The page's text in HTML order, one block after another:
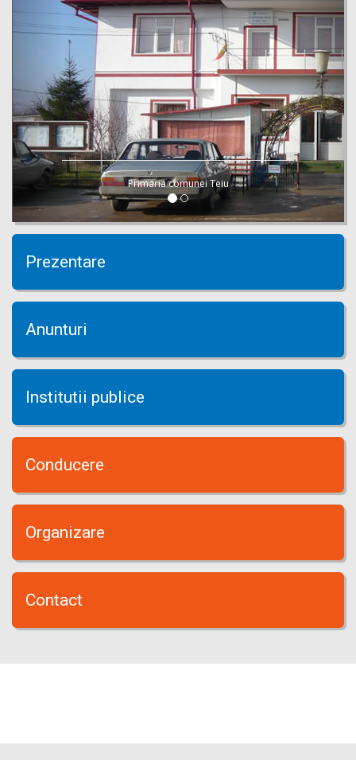
Primaria comunei Teiu
Prezentare
Anunturi
Institutii publice
Conducere
Organizare
Contact